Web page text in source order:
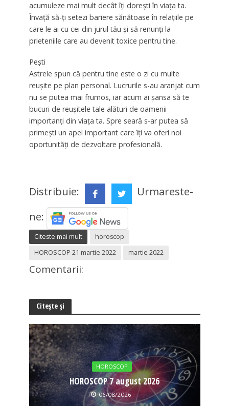
acumuleze mai mult decât îți dorești în viața ta.
Învață să-ți setezi bariere sănătoase în relațiile pe
care le ai cu cei din jurul tău și să renunți la
prieteniile care au devenit toxice pentru tine.
Pești
Astrele spun că pentru tine este o zi cu multe
reușite pe plan personal. Lucrurile s-au aranjat cum
nu se putea mai frumos, iar acum ai șansa să te
bucuri de reușitele tale alături de oamenii
importanți din viața ta. Spre seară s-ar putea să
primești un apel important care îți va oferi noi
oportunități de dezvoltare profesională.
Distribuie:
Urmareste-
ne:
Citeste mai mult
horoscop
HOROSCOP 21 martie 2022
martie 2022
Comentarii:
Citește și
HOROSCOP
HOROSCOP 7 august 2026
06/08/2026